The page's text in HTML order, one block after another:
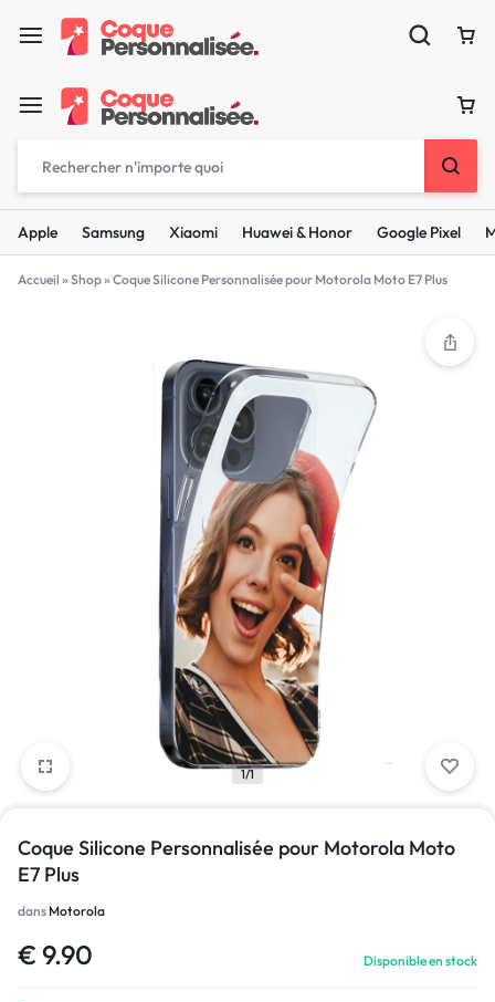
Apple Samsung Xiaomi Huawei & Honor Google Pixel
Accueil » Shop» Coque Silicone Personnalisée pour Motorola Moto E7 Plus
1/1
Coque Silicone Personnalisée pour Motorola Moto
E7 Plus
dans Motorola
€ 9.90 Disponible en stock